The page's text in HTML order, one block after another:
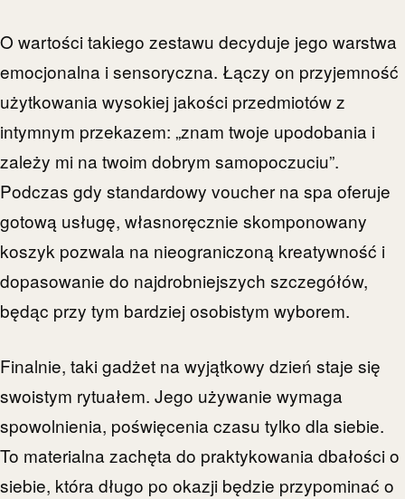
O wartości takiego zestawu decyduje jego warstwa
emocjonalna i sensoryczna. Łączy on przyjemność
użytkowania wysokiej jakości przedmiotów z
intymnym przekazem: „znam twoje upodobania i
zależy mi na twoim dobrym samopoczuciu”.
Podczas gdy standardowy voucher na spa oferuje
gotową usługę, własnoręcznie skomponowany
koszyk pozwala na nieograniczoną kreatywność i
dopasowanie do najdrobniejszych szczegółów,
będąc przy tym bardziej osobistym wyborem.
Finalnie, taki gadżet na wyjątkowy dzień staje się
swoistym rytuałem. Jego używanie wymaga
spowolnienia, poświęcenia czasu tylko dla siebie.
To materialna zachęta do praktykowania dbałości o
siebie, która długo po okazji będzie przypominać o